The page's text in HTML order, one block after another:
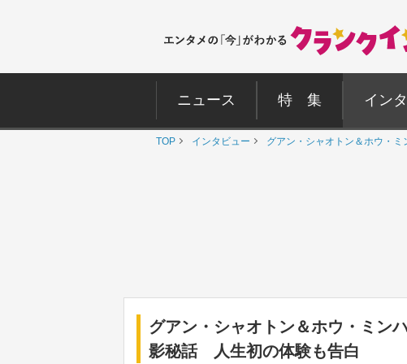
ニュース 特 集 イン
TOP インタビュー グアン・シャオトン＆ホウ・
グアン・シャオトン＆ホウ・ミン
影秘話 人生初の体験も告白